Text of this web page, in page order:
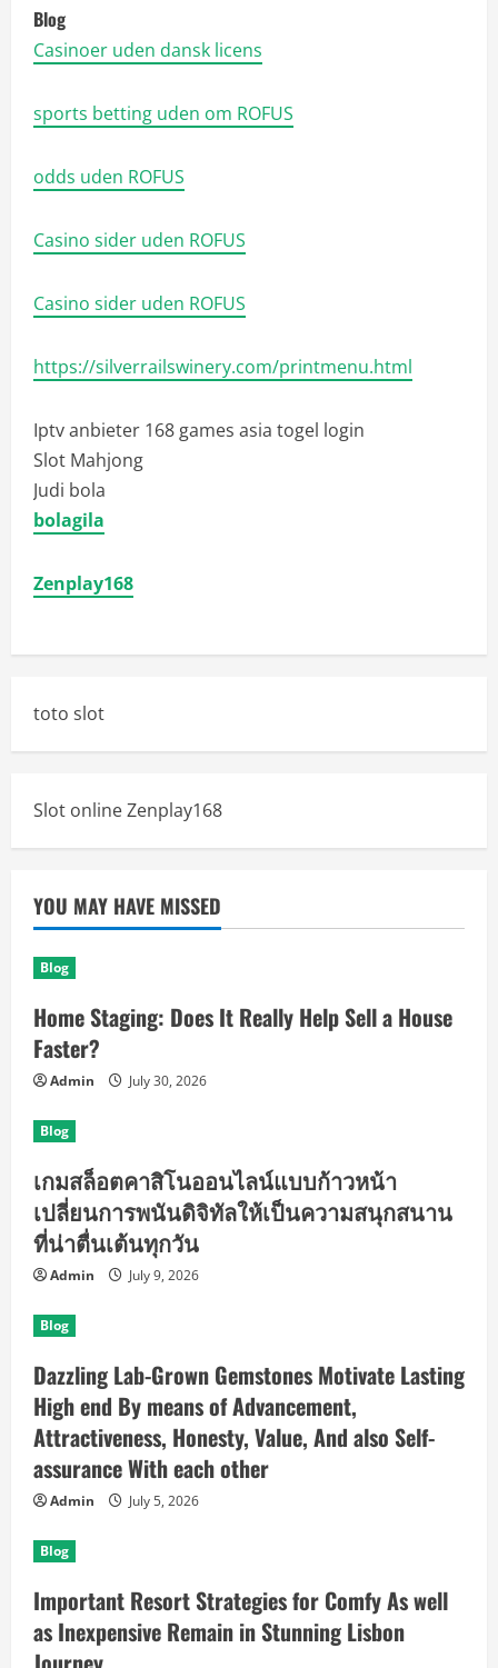
Blog
Casinoer uden dansk licens
sports betting uden om ROFUS
odds uden ROFUS
Casino sider uden ROFUS
Casino sider uden ROFUS
https://silverrailswinery.com/printmenu.html
Iptv anbieter 168 games asia togel login
Slot Mahjong
Judi bola
bolagila
Zenplay168
toto slot
Slot online Zenplay168
YOU MAY HAVE MISSED
Blog
Home Staging: Does It Really Help Sell a House
Faster?
Admin July 30, 2026
Blog
เกมสล็อตคาสิโนออนไลน์แบบก้าวหน้า
เปลี่ยนการพนันดิจิทัลให้เป็นความสนุกสนาน
ที่น่าตื่นเต้นทุกวัน
Admin July 9, 2026
Blog
Dazzling Lab-Grown Gemstones Motivate Lasting
High end By means of Advancement,
Attractiveness, Honesty, Value, And also Self-
assurance With each other
Admin July 5, 2026
Blog
Important Resort Strategies for Comfy As well
as Inexpensive Remain in Stunning Lisbon